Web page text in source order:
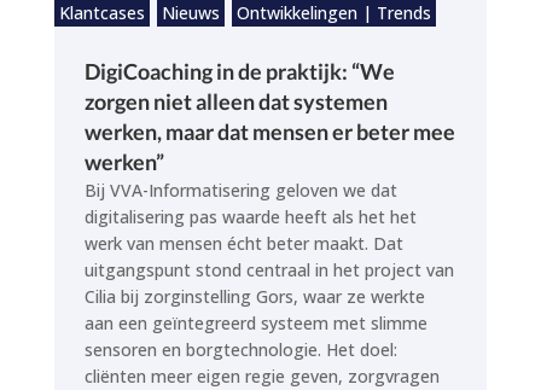
Klantcases Nieuws Ontwikkelingen | Trends
DigiCoaching in de praktijk: “We
zorgen niet alleen dat systemen
werken, maar dat mensen er beter mee
werken”
Bij VVA-Informatisering geloven we dat
digitalisering pas waarde heeft als het het
werk van mensen écht beter maakt. Dat
uitgangspunt stond centraal in het project van
Cilia bij zorginstelling Gors, waar ze werkte
aan een geïntegreerd systeem met slimme
sensoren en borgtechnologie. Het doel:
cliënten meer eigen regie geven, zorgvragen